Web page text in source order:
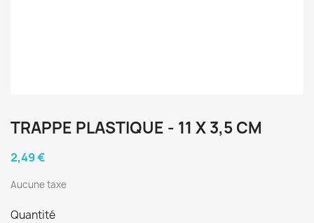
TRAPPE PLASTIQUE - 11 X 3,5 CM
2,49 €
Aucune taxe
Quantité